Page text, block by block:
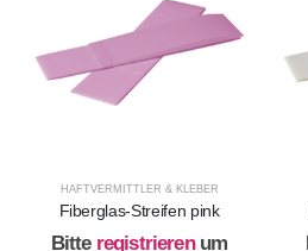
HAFTVERMITTLER & KLEBER
Fiberglas-Streifen pink
Bitte registrieren um